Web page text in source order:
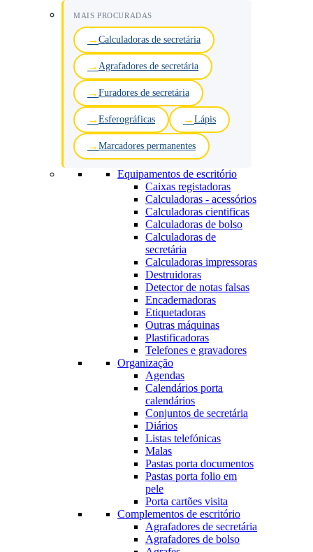
MAIS PROCURADAS
Calculadoras de secretária
Agrafadores de secretária
Furadores de secretária
Esferográficas Lápis
Marcadores permanentes
Equipamentos de escritório
Caixas registadoras
Calculadoras - acessórios
Calculadoras cientificas
Calculadoras de bolso
Calculadoras de
secretária
Calculadoras impressoras
Destruidoras
Detector de notas falsas
Encadernadoras
Etiquetadoras
Outras máquinas
Plastificadoras
Telefones e gravadores
Organização
Agendas
Calendários porta
calendários
Conjuntos de secretária
Diários
Listas telefónicas
Malas
Pastas porta documentos
Pastas porta folio em
pele
Porta cartões visita
Complementos de escritório
Agrafadores de secretária
Agrafadores de bolso